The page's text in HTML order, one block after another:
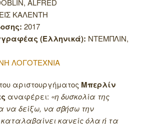
ALFRED
ΚΑΛΕΝΤΗ
2017
(Ελληνικά): ΝΤΕΜΠΛΙΝ,
ΛΟΓΟΤΕΧΝΙΑ
αριστουργήματος Μπερλίν
αναφέρει: «η δυσκολία της
να δείξω, να σβήσω την
κανείς όλα ή τα